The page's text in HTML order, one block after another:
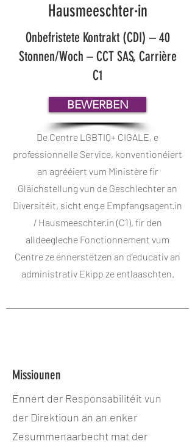
Hausmeeschter·in
Onbefristete Kontrakt (CDI) – 40
Stonnen/Woch – CCT SAS, Carrière
C1
BEWERBEN
De Centre LGBTIQ+ CIGALE, e
professionnelle Service, konventionéiert
an agrééiert vum Ministère fir
Gläichstellung vun de Geschlechter an
Diversitéit, sicht eng·e Empfangsagent·in
/ Hausmeeschter·in (C1), fir den
alldeegleche Fonctionnement vum
Centre ze ënnerstëtzen an d’educativ an
administrativ Ekipp ze entlaaschten.
Missiounen
Ënnert der Responsabilitéit vun
der Direktioun an an enker
Zesummenaarbecht mat der